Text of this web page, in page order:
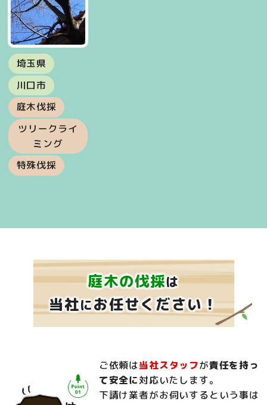
埼玉県
川口市
庭木伐採
ツリークライ
ミング
特殊伐採
庭木の伐採は
当社にお任せください！
ご依頼は当社スタッフが責任を持っ
て安全に対応いたします。
下請け業者がお伺いするという事は